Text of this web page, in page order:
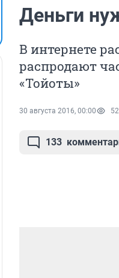
Деньги
В интернете
распродают
«Тойоты»
30 августа 2016, 00:00
133